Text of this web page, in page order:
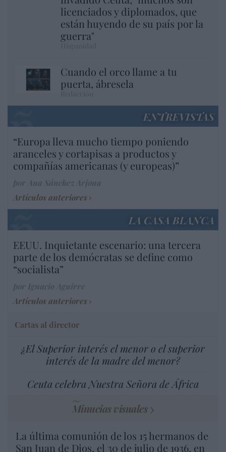
licenciados y diplomados, que
están huyendo de su país por la
guerra"
Cuando el orco llame a tu
puerta, ábresela
ENTREVISTAS
“Europa lleva mucho tiempo poniendo
aranceles y cortapisas a productos y
compañías americanas (y europeas)”
Artículos anteriores
LA CASA BLANCA
EEUU. Inquietante escenario: una tercera
parte de los demócratas se define como
“socialista”
Artículos anteriores
Cartas al director
¿El Superior interés el menor o el superior
interés de la madre del menor?
Ceuta celebra Nuestra Señora de África
Minucias visuales
La última comunión de los 15 hermanos de
San Juan de Dios, el 30 de julio de 1936, en